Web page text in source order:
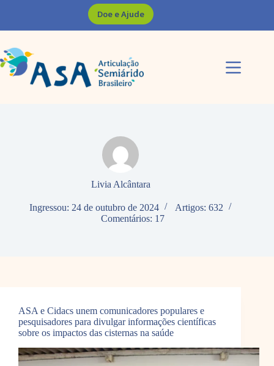
Doe e Ajude
Livia Alcântara
Ingressou: 24 de outubro de 2024
Artigos: 632
Comentários: 17
ASA e Cidacs unem comunicadores populares e
pesquisadores para divulgar informações científicas
sobre os impactos das cisternas na saúde